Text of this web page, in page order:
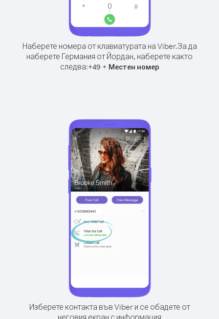
Наберете номера от клавиатурата на Viber.За да
наберете Германия от Йордан, наберете както
следва:+49 + Местен номер
Изберете контакта във Viber и се обадете от
неговия екран с информация